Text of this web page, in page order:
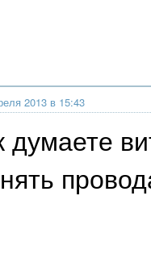
2013 в 15:43
думаете